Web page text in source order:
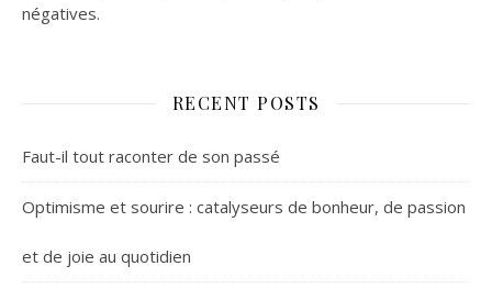
négatives.
RECENT POSTS
Faut-il tout raconter de son passé
Optimisme et sourire : catalyseurs de bonheur, de passion
et de joie au quotidien